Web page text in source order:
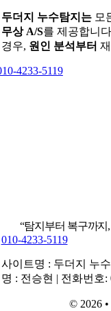
두더지 누수탐지는모
무상 A/S를 제공합니
경우, 원인 분석부터
4233-5119
“탐지부터 복구까지,
010-4233-5119
사이트명 : 두더지 누
명 : 전승현 | 전화번호:
© 2026 •